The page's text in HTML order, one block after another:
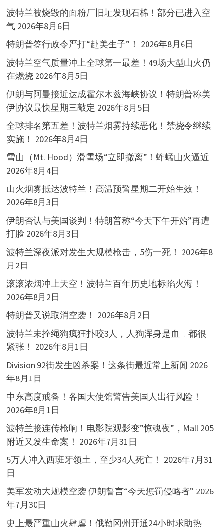
波特兰被烧毁的面粉厂旧址发现石棉！部分已进入空
气 2026年8月6日
特朗普签行政令严打“赴美生子”！ 2026年8月6日
波特兰空气质量冲上全球第一最差！49场大型山火仍
在燃烧 2026年8月5日
伊朗与阿曼接近达成霍尔木兹海峡协议！特朗普称美
伊协议最快星期三敲定 2026年8月5日
全球排名第五差！波特兰烟雾持续恶化！禁烧令继续
实施！ 2026年8月4日
雪山（Mt. Hood）滑雪场“立即撤离”！蚱蜢山火逼近
2026年8月4日
山火烟雾抵达波特兰！高温预警星期二开始生效！
2026年8月3日
伊朗否认与美国谈判！特朗普称“今天下午开始”再遭
打脸 2026年8月3日
波特兰深夜派对发生大规模枪击，5伤一死！ 2026年8
月2日
滚滚浓烟冲上天空！波特兰百年历史地标陷火海！
2026年8月2日
特朗普又说取消空袭！ 2026年8月2日
波特兰未拴绳狗疯狂扑咬3人，人狗浑身是血，都很
紧张！ 2026年8月1日
Division 92街发生凶杀案！这条街最近常上新闻 2026
年8月1日
中东高度戒备！各国大使馆警告美国人出行风险！
2026年8月1日
波特兰接连传枪响！电影院观影变”惊魂夜”，Mall 205
附近又发生命案！ 2026年7月31日
5万人冲入西班牙领土，至少34人死亡！ 2026年7月31
日
美军发动大规模空袭 伊朗誓言“今天惩罚侵略者” 2026
年7月30日
史上最严重山火肆虐！俄勒冈州开通24小时求助热